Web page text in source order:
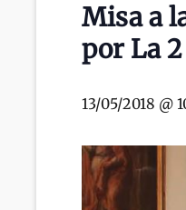
Misa a
por La
13/05/2018 @